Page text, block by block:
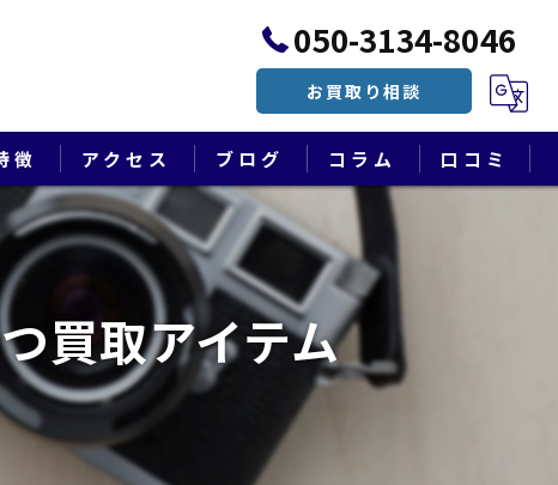
050-3134-8046
お買取り相談
徴 アクセス
漫画特集
ブログ コラム 口コミ
買取アイテム